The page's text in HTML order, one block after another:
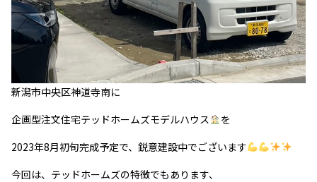
新潟市中央区神道寺南に
企画型注文住宅テッドホームズモデルハウス
を
2023年8月初旬完成予定で、鋭意建設中でございます
今回は、テッドホームズの特徴でもあります、